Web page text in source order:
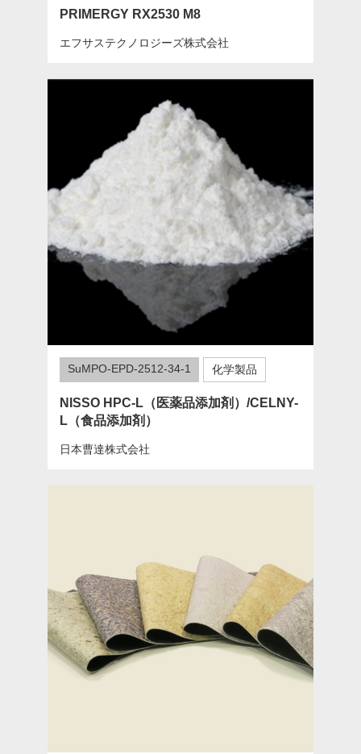
PRIMERGY RX2530 M8
エフサステクノロジーズ株式会社
SuMPO-EPD-2512-34-1 化学製品
NISSO HPC-L（医薬品添加剤）/CELNY-
L（食品添加剤）
日本曹達株式会社